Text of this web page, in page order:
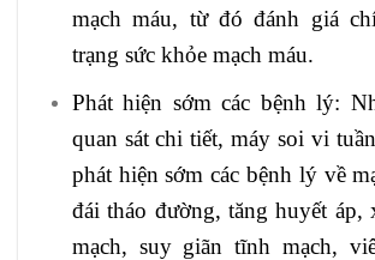
mạch máu, từ đó đánh giá
trạng sức khỏe mạch máu.
Phát hiện sớm các bệnh lý:
quan sát chi tiết, máy soi vi
phát hiện sớm các bệnh lý về
đái tháo đường, tăng huyết áp,
mạch, suy giãn tĩnh mạch,